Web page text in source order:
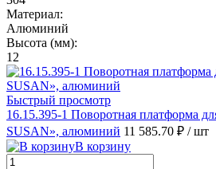
Материал:
Алюминий
Высота (мм):
12
Быстрый просмотр
16.15.395-1 Поворотная платформа
SUSAN», алюминий 11 585.70 ₽ / шт
В корзину